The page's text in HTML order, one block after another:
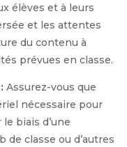
élèves et à leurs
et les attentes
du contenu à
prévues en classe.
Assurez-vous que
nécessaire pour
biais d’une
de classe ou d’autres